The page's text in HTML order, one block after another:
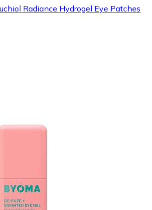
Radiance Hydrogel Eye Patches